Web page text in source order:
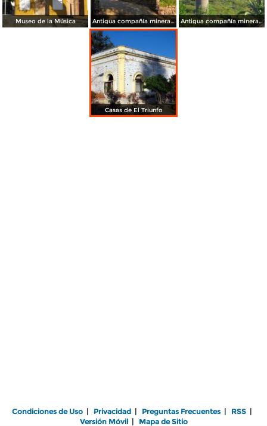
Museo de la Música Antigua compañía minera de El Triunfo Antigua compañía minera de El Triunfo
Casas de El Triunfo
Condiciones de Uso | Privacidad | Preguntas Frecuentes | RSS |
Versión Móvil| Mapa de Sitio